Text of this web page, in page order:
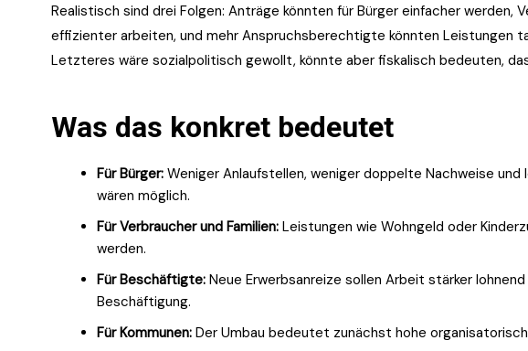
Realistisch sind drei Folgen: Anträge könnten für Bürger einfacher werden,
effizienter arbeiten, und mehr Anspruchsberechtigte könnten Leistungen
Letzteres wäre sozialpolitisch gewollt, könnte aber fiskalisch bedeuten,
Was das konkret bedeutet
Für Bürger: Weniger Anlaufstellen, weniger doppelte Nachweise
wären möglich.
Für Verbraucher und Familien: Leistungen wie Wohngeld oder
werden.
Für Beschäftigte: Neue Erwerbsanreize sollen Arbeit stärker
Beschäftigung.
Für Kommunen: Der Umbau bedeutet zunächst hohe